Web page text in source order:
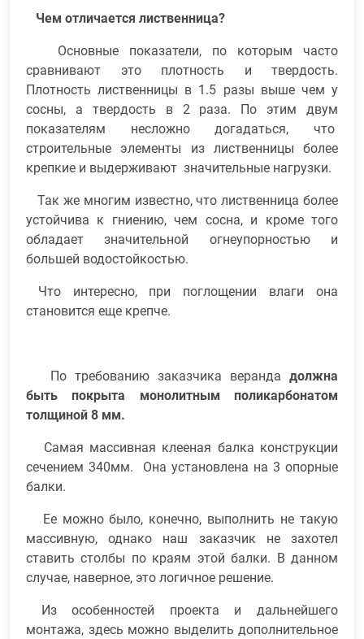
Чем отличается лиственница?
Основные показатели, по которым часто
сравнивают это плотность и твердость.
Плотность лиственницы в 1.5 разы выше чем у
сосны, а твердость в 2 раза. По этим двум
показателям несложно догадаться, что
строительные элементы из лиственницы более
крепкие и выдерживают значительные нагрузки.
Так же многим известно, что лиственница более
устойчива к гниению, чем сосна, и кроме того
обладает значительной огнеупорностью и
большей водостойкостью.
Что интересно, при поглощении влаги она
становится еще крепче.
По требованию заказчика веранда должна
быть покрыта монолитным поликарбонатом
толщиной 8 мм.
Самая массивная клееная балка конструкции
сечением 340мм. Она установлена на 3 опорные
балки.
Ее можно было, конечно, выполнить не такую
массивную, однако наш заказчик не захотел
ставить столбы по краям этой балки. В данном
случае, наверное, это логичное решение.
Из особенностей проекта и дальнейшего
монтажа, здесь можно выделить дополнительное